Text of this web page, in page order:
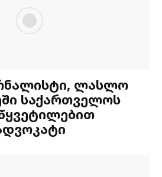
ლასლო
საქართველოს